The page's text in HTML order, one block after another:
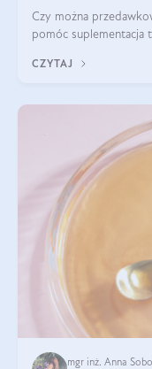
Czy można
pomóc suplementacja
zalecane jest jesienią i
CZYTAJ
mgr inż. Anna Sobol